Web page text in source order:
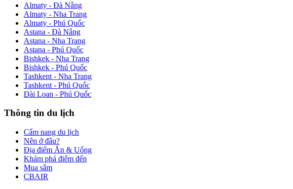
Almaty - Đà Nẵng
Almaty - Nha Trang
Almaty - Phú Quốc
Astana - Đà Nẵng
Astana - Nha Trang
Astana - Phú Quốc
Bishkek - Nha Trang
Bishkek - Phú Quốc
Tashkent - Nha Trang
Tashkent - Phú Quốc
Đài Loan - Phú Quốc
Thông tin du lịch
Cẩm nang du lịch
Nên ở đâu?
Địa điểm Ăn & Uống
Khám phá điểm đến
Mua sắm
CBAIR